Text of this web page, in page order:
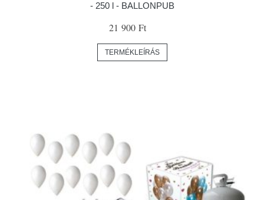
- 250 l - BALLONPUB
21 900 Ft
TERMÉKLEÍRÁS